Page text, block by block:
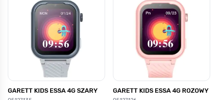
GARETT KIDS ESSA 4G SZARY GARETT KIDS ESSA 4G ROZOWY